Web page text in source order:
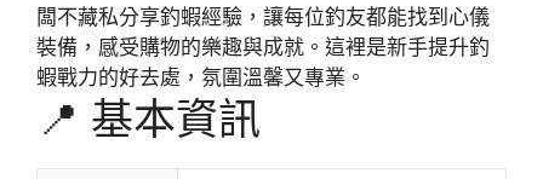
闆不藏私分享釣蝦經驗，讓每位釣友都能找到心儀
裝備，感受購物的樂趣與成就。這裡是新手提升釣
蝦戰力的好去處，氛圍溫馨又專業。
📍 基本資訊